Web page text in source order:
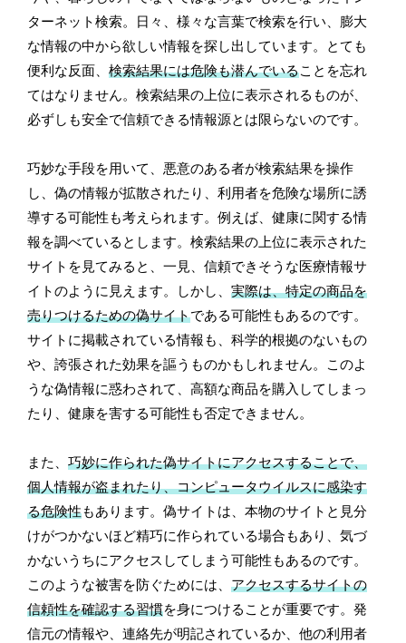
ターネット検索。日々、様々な言葉で検索を行い、膨大
な情報の中から欲しい情報を探し出しています。とても
便利な反面、検索結果には危険も潜んでいることを忘れ
てはなりません。検索結果の上位に表示されるものが、
必ずしも安全で信頼できる情報源とは限らないのです。
巧妙な手段を用いて、悪意のある者が検索結果を操作
し、偽の情報が拡散されたり、利用者を危険な場所に誘
導する可能性も考えられます。例えば、健康に関する情
報を調べているとします。検索結果の上位に表示された
サイトを見てみると、一見、信頼できそうな医療情報サ
イトのように見えます。しかし、実際は、特定の商品を
売りつけるための偽サイトである可能性もあるのです。
サイトに掲載されている情報も、科学的根拠のないもの
や、誇張された効果を謳うものかもしれません。このよ
うな偽情報に惑わされて、高額な商品を購入してしまっ
たり、健康を害する可能性も否定できません。
また、巧妙に作られた偽サイトにアクセスすることで、
個人情報が盗まれたり、コンピュータウイルスに感染す
る危険性もあります。偽サイトは、本物のサイトと見分
けがつかないほど精巧に作られている場合もあり、気づ
かないうちにアクセスしてしまう可能性もあるのです。
このような被害を防ぐためには、アクセスするサイトの
信頼性を確認する習慣を身につけることが重要です。発
信元の情報や、連絡先が明記されているか、他の利用者